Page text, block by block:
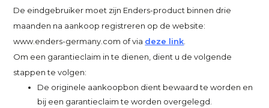
De eindgebruiker moet zijn Enders-product binnen drie
maanden na aankoop registreren op de website:
www.enders-germany.com of via deze link
Om een garantieclaim in te dienen, dient u de volgende
stappen te volgen:
De originele aankoopbon dient bewaard te worden en
bij een garantieclaim te worden overgelegd.